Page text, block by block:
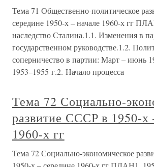
Тема 71 Общественно-политическое
середине 1950-х – начале 1960-х гг
наследство Сталина.1.1. Изменения в
государственном руководстве.1.2.
соперничество в партии: Март – июнь
1953–1955 г.2. Начало процесса
Тема 72 Социально-
развитие СССР в 1950-х
1960-х гг
Тема 72 Социально-экономическое